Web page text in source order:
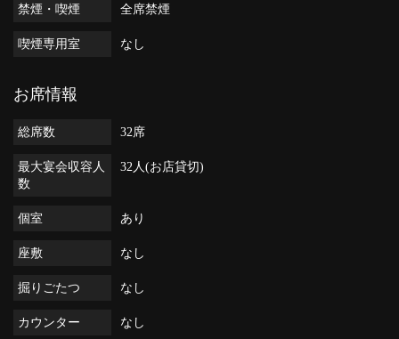
禁煙・喫煙 全席禁煙
喫煙専用室 なし
お席情報
総席数 32席
最大宴会収容人
数
32人(お店貸切)
個室 あり
座敷 なし
掘りごたつ なし
カウンター なし